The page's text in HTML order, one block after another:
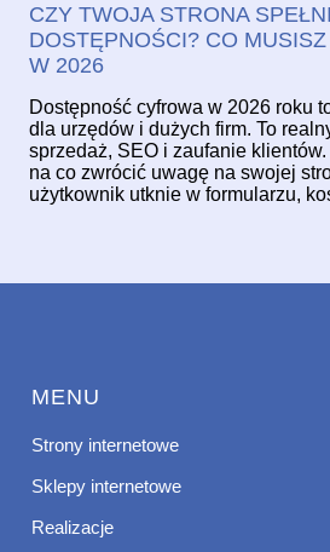
CZY TWOJA STRONA
DOSTĘPNOŚCI? CO
W 2026
Dostępność cyfrowa w 2026 roku
dla urzędów i dużych firm. To
sprzedaż, SEO i zaufanie
na co zwrócić uwagę na swojej
użytkownik utknie w formularzu,
MENU
Strony internetowe
Sklepy internetowe
Realizacje